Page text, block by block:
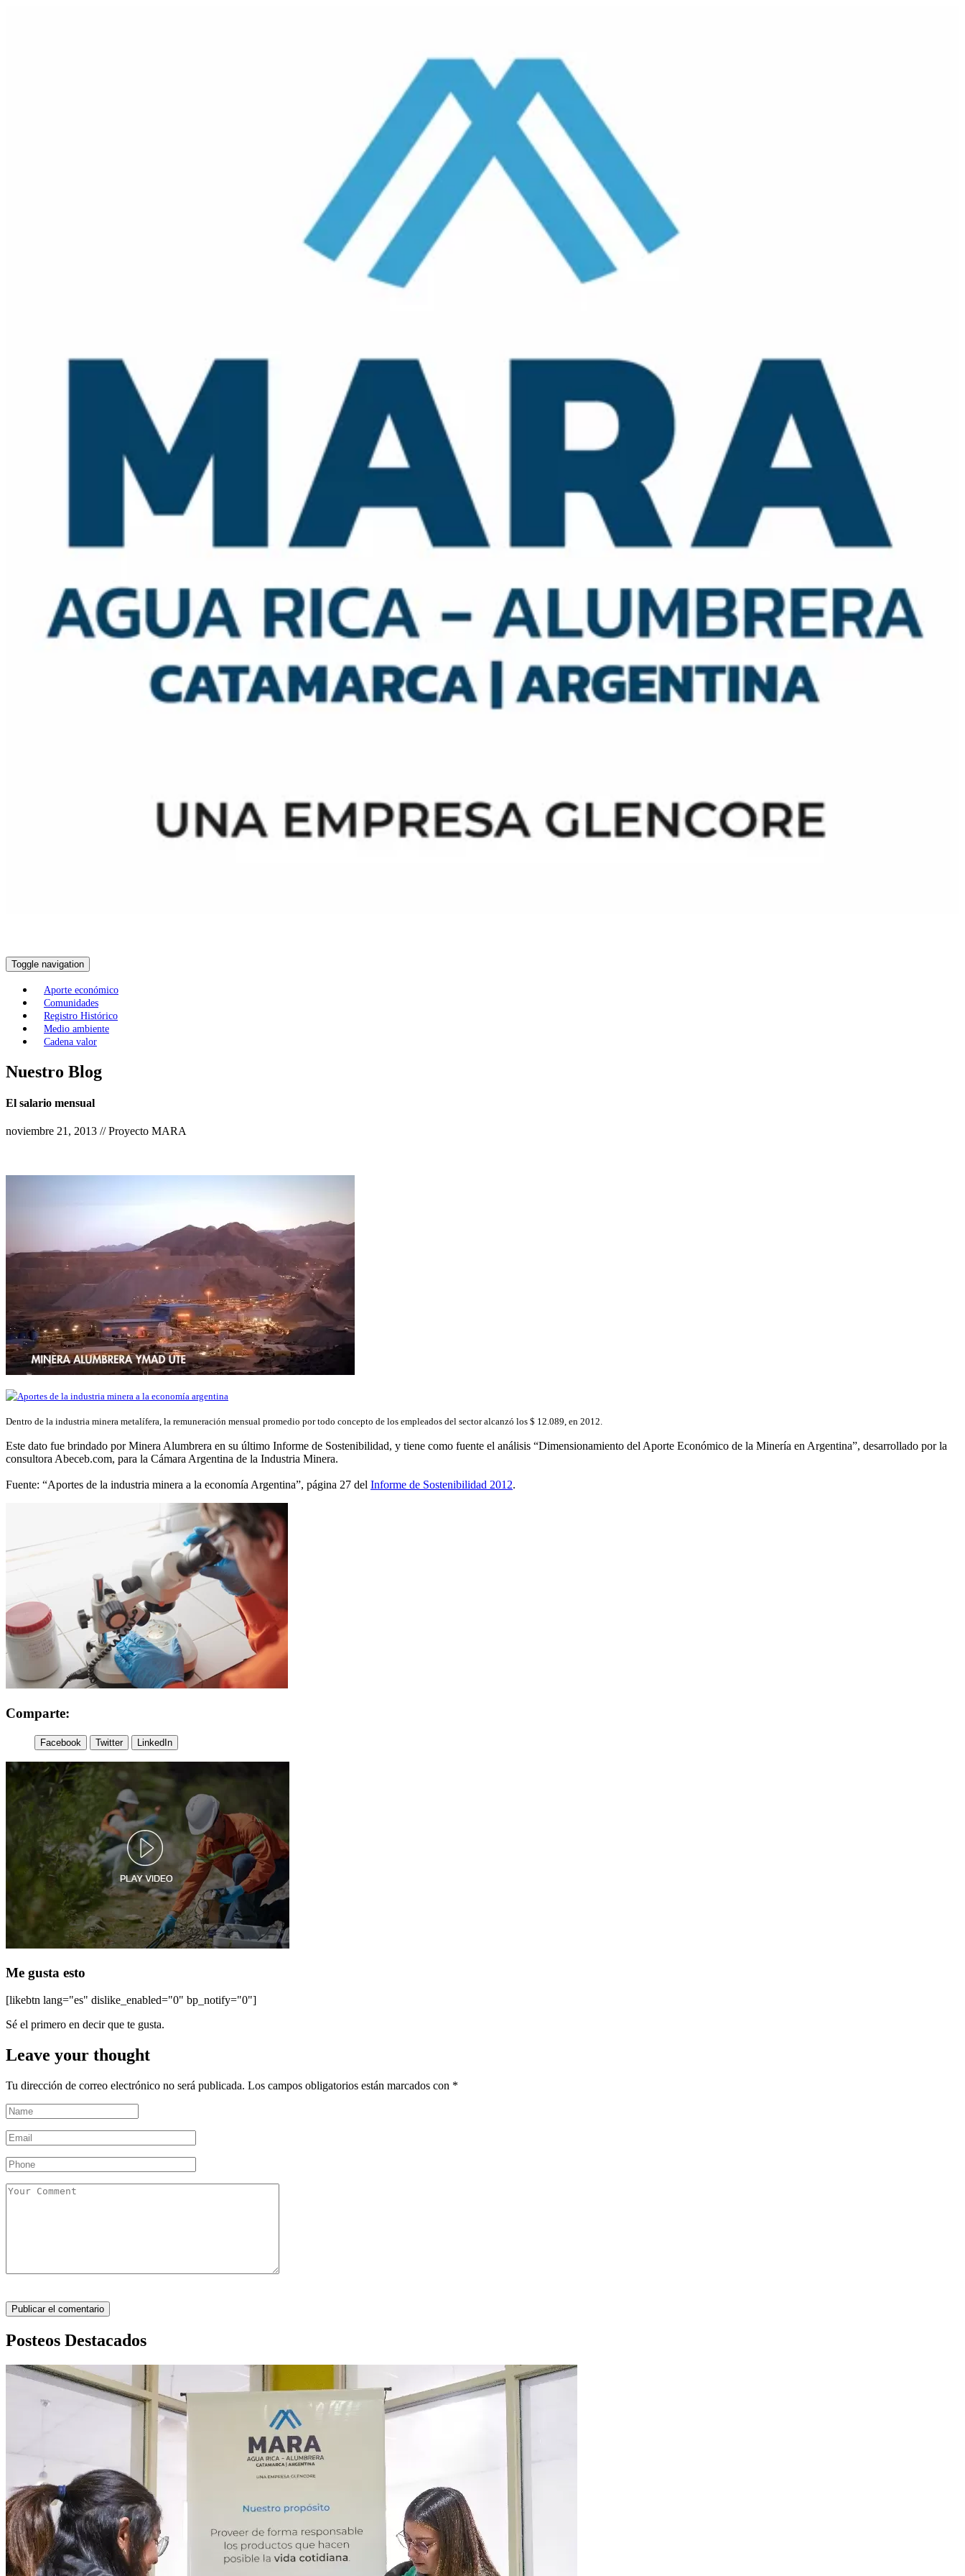
Toggle navigation
Aporte económico
Comunidades
Registro Histórico
Medio ambiente
Cadena valor
Nuestro Blog
El salario mensual
noviembre 21, 2013 // Proyecto MARA
Dentro de la industria minera metalífera, la remuneración mensual promedio por todo concepto de los empleados del sector alcanzó los $ 12.089, en 2012.
Este dato fue brindado por Minera Alumbrera en su último Informe de Sostenibilidad, y tiene como fuente el análisis “Dimensionamiento del Aporte Económico de la Minería en Argentina”, desarrollado por la
consultora Abeceb.com, para la Cámara Argentina de la Industria Minera.
Fuente: “Aportes de la industria minera a la economía Argentina”, página 27 del Informe de Sostenibilidad 2012.
Comparte:
Facebook Twitter LinkedIn
Me gusta esto
[likebtn lang="es" dislike_enabled="0" bp_notify="0"]
Sé el primero en decir que te gusta.
Leave your thought
Tu dirección de correo electrónico no será publicada. Los campos obligatorios están marcados con *
Posteos Destacados